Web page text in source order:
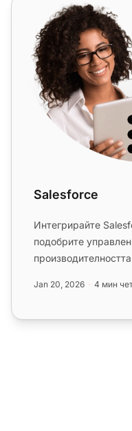
Salesforce
Интегрирайте
подобрите
Jan 20, 2026 4 мин